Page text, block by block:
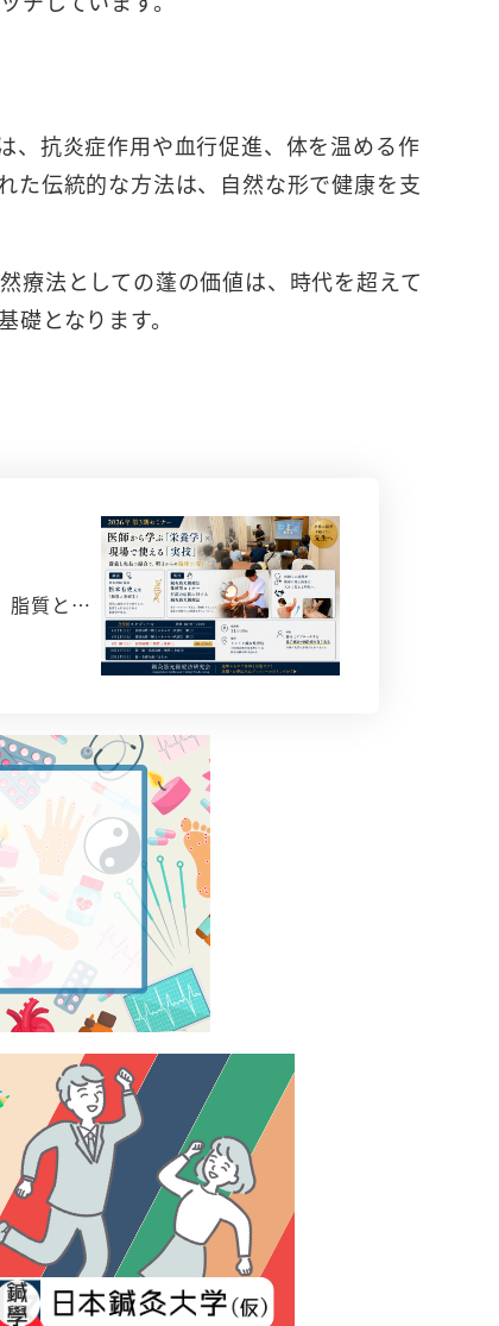
、抗炎症作用や血行促進、体を温める作
た伝統的な方法は、自然な形で健康を支
療法としての蓬の価値は、時代を超えて
となります。
脂質と…